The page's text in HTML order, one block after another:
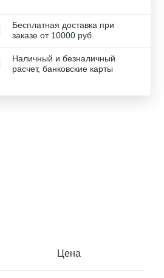
Цена
Бесплатная доставка при
заказе от 10000 руб.
Наличный и безналичный
расчет, банковские карты